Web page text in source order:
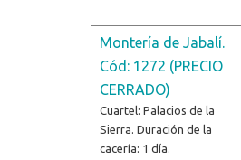
Montería de Jabalí.
Cód: 1272 (PRECIO
CERRADO)
Cuartel: Palacios de la
Sierra. Duración de la
cacería: 1 día.